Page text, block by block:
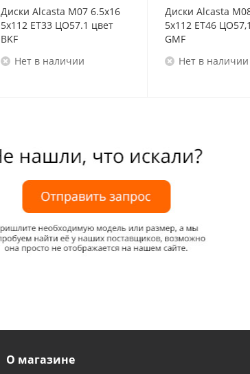
Диски Alcasta M07 6.5x16
5x112 ET33 ЦО57.1 цвет
BKF
Нет в наличии
Диски Alcasta
5x112 ET46
GMF
Нет в наличии
О магазине